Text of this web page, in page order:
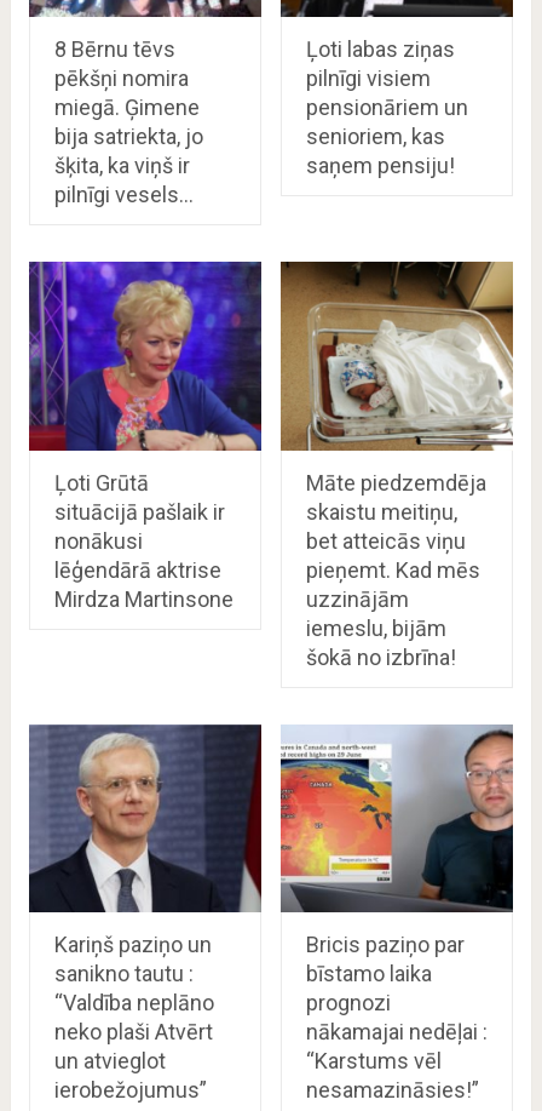
8 Bērnu tēvs
pēkšņi nomira
miegā. Ģimene
bija satriekta, jo
šķita, ka viņš ir
pilnīgi vesels…
Ļoti labas ziņas
pilnīgi visiem
pensionāriem un
senioriem, kas
saņem pensiju!
Ļoti Grūtā
situācijā pašlaik ir
nonākusi
lēģendārā aktrise
Mirdza Martinsone
Māte piedzemdēja
skaistu meitiņu,
bet atteicās viņu
pieņemt. Kad mēs
uzzinājām
iemeslu, bijām
šokā no izbrīna!
Kariņš paziņo un
sanikno tautu :
“Valdība neplāno
neko plaši Atvērt
un atvieglot
ierobežojumus”
Bricis paziņo par
bīstamo laika
prognozi
nākamajai nedēļai :
“Karstums vēl
nesamazināsies!”